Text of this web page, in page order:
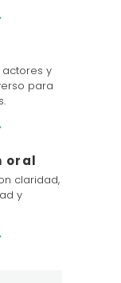
y
para
oral
claridad,
y